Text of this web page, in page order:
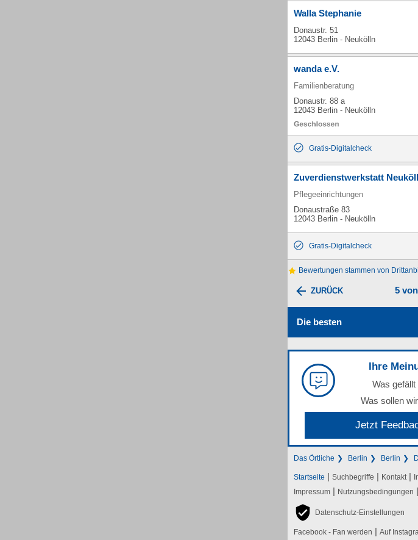
Walla Stephanie
Donaustr. 51
12043 Berlin - Neukölln
wanda e.V.
Familienberatung
Donaustr. 88 a
12043 Berlin - Neukölln
Gratis-Digitalcheck
Zuverdienstwerkstatt
Pflegeeinrichtungen
Donaustraße 83
12043 Berlin - Neukölln
Gratis-Digitalcheck
Bewertungen stammen von
ZURÜCK 5
Die besten
Ihre
Was
Was sollen
Jetzt
Das Örtliche Berlin Berlin
Startseite | Suchbegriffe | Kontakt |
Impressum | Nutzungsbedingungen |
Datenschutz-Einstellungen
Facebook - Fan werden | Auf